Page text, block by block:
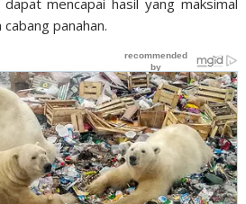
mencapai hasil yang maksimal
panahan.